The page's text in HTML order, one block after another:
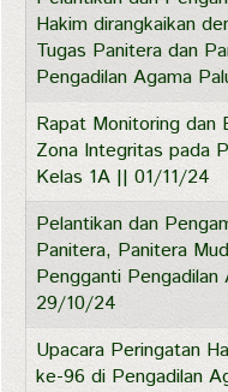
Hakim dirangkaikan
Tugas Panitera dan
Pengadilan Agama
Rapat Monitoring dan
Zona Integritas pada
Kelas 1A || 01/11/24
Pelantikan dan
Panitera, Panitera
Pengganti
29/10/24
Upacara Peringatan
ke-96 di Pengadilan